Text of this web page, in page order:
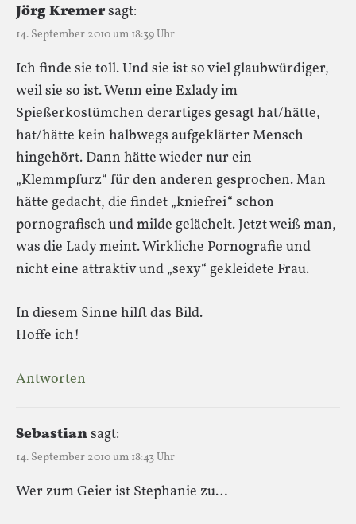
Jörg Kremersagt:
14. September 2010 um 18:39 Uhr
Ich finde sie toll. Und sie ist so viel glaubwürdiger,
weil sie so ist. Wenn eine Exlady im
Spießerkostümchen derartiges gesagt hat/hätte,
hat/hätte kein halbwegs aufgeklärter Mensch
hingehört. Dann hätte wieder nur ein
„Klemmpfurz“ für den anderen gesprochen. Man
hätte gedacht, die findet „kniefrei“ schon
pornografisch und milde gelächelt. Jetzt weiß man,
was die Lady meint. Wirkliche Pornografie und
nicht eine attraktiv und „sexy“ gekleidete Frau.
In diesem Sinne hilft das Bild.
Hoffe ich!
Antworten
Sebastiansagt:
14. September 2010 um 18:43 Uhr
Wer zum Geier ist Stephanie zu…